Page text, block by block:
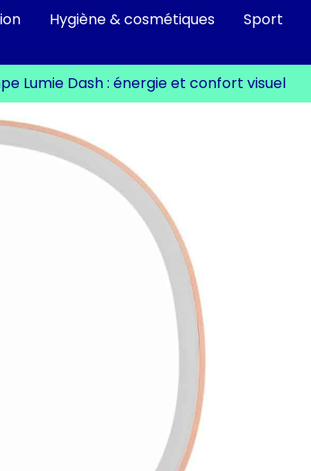
Hygiène & cosmétiques Sport
Lumie Dash : énergie et confort visuel